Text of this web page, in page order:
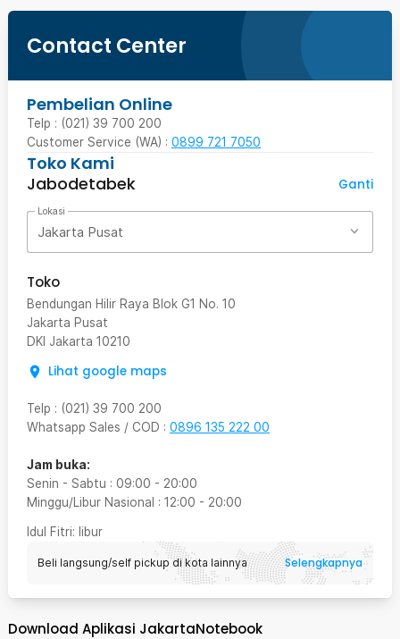
Contact Center
Pembelian Online
Telp : (021) 39 700 200
Customer Service (WA) : 0899 721 7050
Toko Kami
Jabodetabek
Ganti
Lokasi
Jakarta Pusat
Toko
Bendungan Hilir Raya Blok G1 No. 10
Jakarta Pusat
DKI Jakarta 10210
Lihat google maps
Telp : (021) 39 700 200
Whatsapp Sales / COD : 0896 135 222 00
Jam buka:
Senin - Sabtu : 09:00 - 20:00
Minggu/Libur Nasional : 12:00 - 20:00
Idul Fitri: libur
Beli langsung/self pickup di kota lainnya Selengkapnya
Download Aplikasi JakartaNotebook